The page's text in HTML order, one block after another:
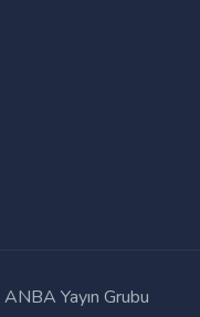
ANBA Yayın Grubu